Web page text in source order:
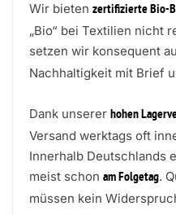
Wir bieten zertifizierte Bio-
„Bio“ bei Textilien nicht
setzen wir konsequent
Nachhaltigkeit mit Brief
Dank unserer hohen
Versand werktags oft
Innerhalb Deutschlands
meist schon am Folgetag.
müssen kein